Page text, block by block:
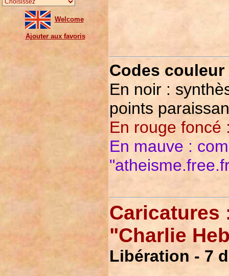
Welcome
Ajouter aux favoris
Codes couleur
En noir :
points
En rouge
En mauve :
Caricatures
"Charlie
Libération - 7